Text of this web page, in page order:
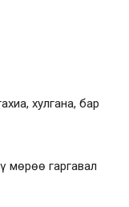
хулгана, бар
мөрөө гаргавал